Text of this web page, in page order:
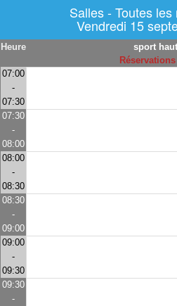
Salles - Toutes
Vendredi 15
Heure
sport
07:00
-
07:30
07:30
-
08:00
08:00
-
08:30
08:30
-
09:00
09:00
-
09:30
09:30
-